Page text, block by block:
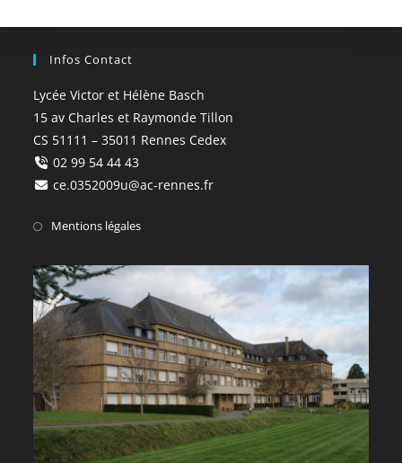
Infos Contact
Lycée Victor et Hélène Basch
15 av Charles et Raymonde Tillon
CS 51111 – 35011 Rennes Cedex
02 99 54 44 43
ce.0352009u@ac-rennes.fr
Mentions légales